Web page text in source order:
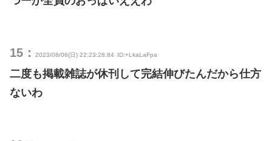
15： 2023/08/06(日) 22:23:28.84 ID:+LkaLaFpa
二度も掲載雑誌が休刊して完結伸びたんだから仕方
ないわ